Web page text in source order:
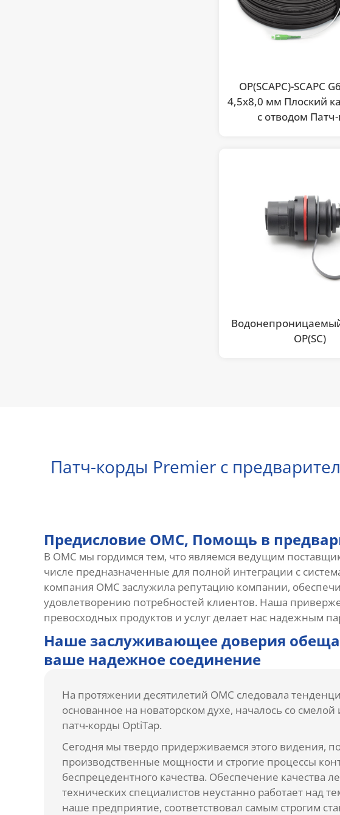
OP(SCAPC)-SCAPC
4,5x8,0 мм Плоский
с отводом
OP(SC)
Патч-корды Premier с
Предисловие OMC, Помощь в
В OMC мы гордимся тем, что являемся ведущим
числе предназначенные для полной интеграции с
компания OMC заслужила репутацию компании,
удовлетворению потребностей клиентов. Наша
превосходных продуктов и услуг делает нас надежным
Наше заслуживающее доверия
ваше надежное соединение
На протяжении десятилетий OMC следовала
основанное на новаторском духе, началось со
патч-корды OptiTap.
Сегодня мы твердо придерживаемся этого
производственные мощности и строгие процессы
беспрецедентного качества. Обеспечение
технических специалистов неустанно работает над
наше предприятие, соответствовал самым строгим